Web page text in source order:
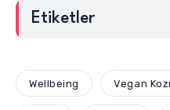
Etiketler
Wellbeing Vegan